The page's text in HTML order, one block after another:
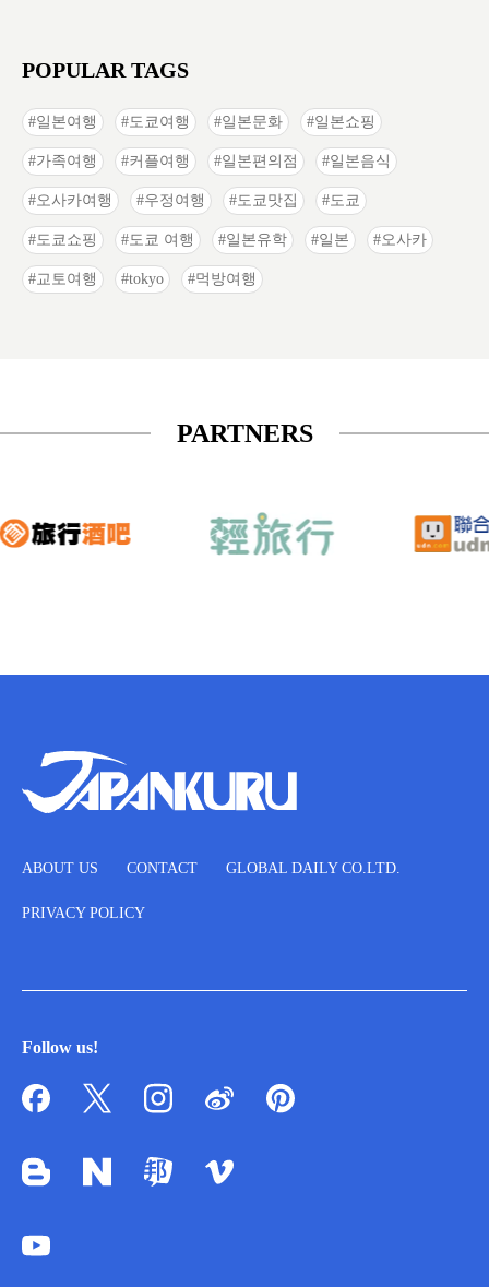
POPULAR TAGS
일본여행 도쿄여행 일본문화 일본쇼핑
가족여행 커플여행 일본편의점 일본음식
오사카여행 우정여행 도쿄맛집 도쿄
도쿄쇼핑 도쿄 여행 일본유학 일본 오사카
교토여행 tokyo 먹방여행
PARTNERS
ABOUT US CONTACT GLOBAL DAILY CO.LTD.
PRIVACY POLICY
Follow us!